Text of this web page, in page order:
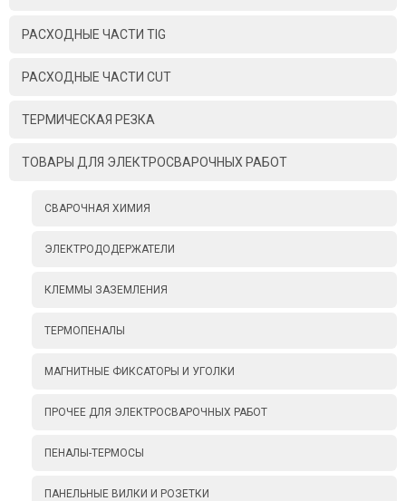
РАСХОДНЫЕ ЧАСТИ TIG
РАСХОДНЫЕ ЧАСТИ CUT
ТЕРМИЧЕСКАЯ РЕЗКА
ТОВАРЫ ДЛЯ ЭЛЕКТРОСВАРОЧНЫХ РАБОТ
СВАРОЧНАЯ ХИМИЯ
ЭЛЕКТРОДОДЕРЖАТЕЛИ
КЛЕММЫ ЗАЗЕМЛЕНИЯ
ТЕРМОПЕНАЛЫ
МАГНИТНЫЕ ФИКСАТОРЫ И УГОЛКИ
ПРОЧЕЕ ДЛЯ ЭЛЕКТРОСВАРОЧНЫХ РАБОТ
ПЕНАЛЫ-ТЕРМОСЫ
ПАНЕЛЬНЫЕ ВИЛКИ И РОЗЕТКИ